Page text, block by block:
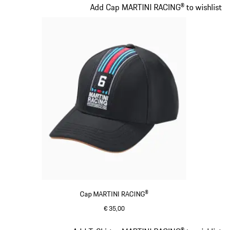
Cap MARTINI RACING®
€ 35,00
Add Cap MARTINI RACING® to wishlist